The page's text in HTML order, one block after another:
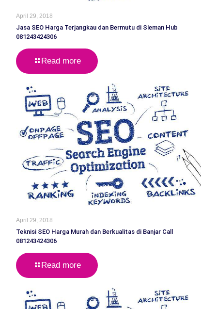
April 29, 2018
Jasa SEO Harga Terjangkau dan Bermutu di Sleman Hub
081243424306
Read more
April 29, 2018
Teknisi SEO Harga Murah dan Berkualitas di Banjar Call
081243424306
Read more